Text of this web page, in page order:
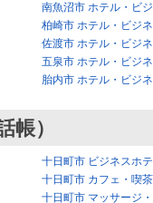
南魚沼市 ホテル・ビ
柏崎市 ホテル・ビジ
佐渡市 ホテル・ビジ
五泉市 ホテル・ビジ
胎内市 ホテル・ビジ
帳）
十日町市 ビジネスホ
十日町市 カフェ・喫
十日町市 マッサージ